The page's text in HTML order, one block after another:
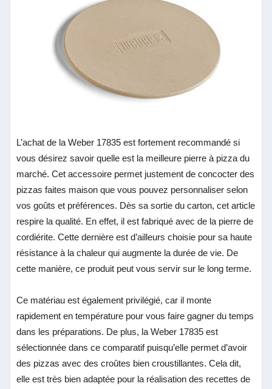
L’achat de la Weber 17835 est fortement recommandé si
vous désirez savoir quelle est la meilleure pierre à pizza du
marché. Cet accessoire permet justement de concocter des
pizzas faites maison que vous pouvez personnaliser selon
vos goûts et préférences. Dès sa sortie du carton, cet article
respire la qualité. En effet, il est fabriqué avec de la pierre de
cordiérite. Cette dernière est d’ailleurs choisie pour sa haute
résistance à la chaleur qui augmente la durée de vie. De
cette manière, ce produit peut vous servir sur le long terme.
Ce matériau est également privilégié, car il monte
rapidement en température pour vous faire gagner du temps
dans les préparations. De plus, la Weber 17835 est
sélectionnée dans ce comparatif puisqu’elle permet d’avoir
des pizzas avec des croûtes bien croustillantes. Cela dit,
elle est très bien adaptée pour la réalisation des recettes de